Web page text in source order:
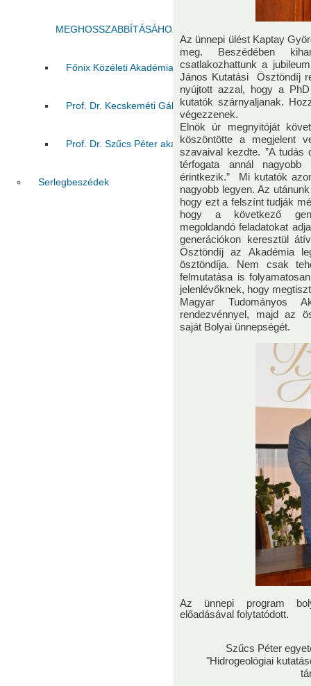
MEGHOSSZABBÍTÁSÁHOZ ÉS AZ IDŐSKORI
Főnix Közéleti Akadémia VIII. évad előadásai: Prof.
Prof. Dr. Kecskeméti Gábor akadémiai székfoglaló
Prof. Dr. Szűcs Péter akadémiai székfoglaló előadása
Serlegbeszédek
Az ünnepi ülést Kaptay
meg. Beszédében
csatlakozhattunk a
János Kutatási Ösztöndíj
nyújtott azzal, hogy a
kutatók szárnyaljanak.
végezzenek.
Elnök úr megnyitóját
köszöntötte a megjelent
szavaival kezdte. ”A tudás
térfogata annál
érintkezik.” Mi kutatók
nagyobb legyen. Az
hogy ezt a felszínt tudják
hogy a következő
megoldandó feladatokat
generációkon keresztül
Ösztöndíj az Akadémia
ösztöndíja. Nem csak
felmutatása is
jelenlévőknek, hogy
Magyar Tudományos
rendezvénnyel, majd az
saját Bolyai ünnepségét.
Az ünnepi program
előadásával folytatódott.
Szűcs Péter
"Hidrogeológiai